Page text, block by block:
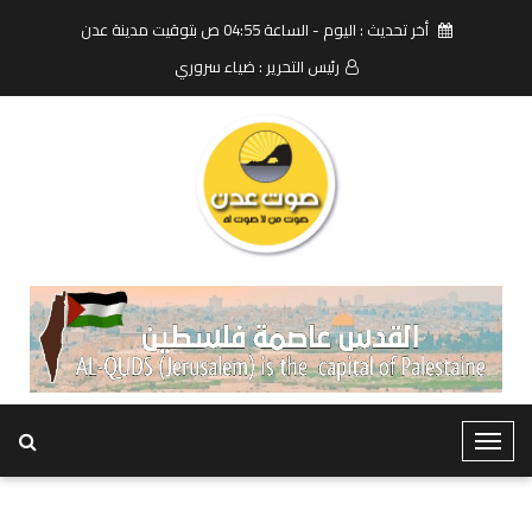
أخر تحديث : اليوم - الساعة 04:55 ص بتوقيت مدينة عدن
رئيس التحرير : ضياء سروري
T
o